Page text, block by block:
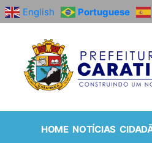
English Portuguese
HOME NOTÍCIAS